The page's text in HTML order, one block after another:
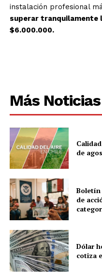
instalación profesional
superar tranquilamente
$6.000.000.
Más Noticias
de
Boletín
de
Dólar
cotiza